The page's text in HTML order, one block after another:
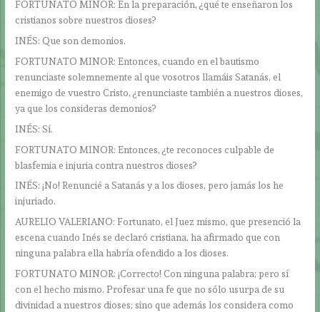
FORTUNATO MINOR: En la preparación, ¿qué te enseñaron los
cristianos sobre nuestros dioses?
INÉS: Que son demonios.
FORTUNATO MINOR: Entonces, cuando en el bautismo
renunciaste solemnemente al que vosotros llamáis Satanás, el
enemigo de vuestro Cristo, ¿renunciaste también a nuestros dioses,
ya que los consideras demonios?
INÉS: Sí.
FORTUNATO MINOR: Entonces, ¿te reconoces culpable de
blasfemia e injuria contra nuestros dioses?
INÉS: ¡No! Renuncié a Satanás y a los dioses, pero jamás los he
injuriado.
AURELIO VALERIANO: Fortunato, el Juez mismo, que presenció la
escena cuando Inés se declaró cristiana, ha afirmado que con
ninguna palabra ella habría ofendido a los dioses.
FORTUNATO MINOR: ¡Correcto! Con ninguna palabra; pero sí
con el hecho mismo. Profesar una fe que no sólo usurpa de su
divinidad a nuestros dioses; sino que además los considera como